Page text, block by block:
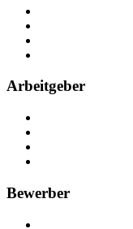
Arbeitgeber
Bewerber